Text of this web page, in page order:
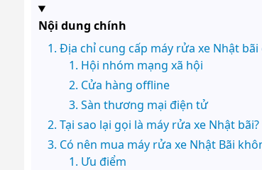
Nội dung chính
Địa chỉ cung cấp máy rửa xe Nhật
Hội nhóm mạng xã hội
Cửa hàng offline
Sàn thương mại điện tử
Tại sao lại gọi là máy rửa xe Nhật bãi?
Có nên mua máy rửa xe Nhật Bãi
Ưu điểm